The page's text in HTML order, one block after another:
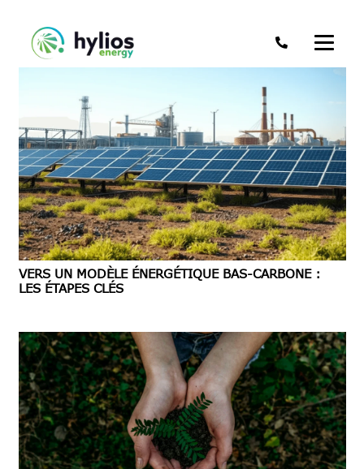
VERS UN MODÈLE ÉNERGÉTIQUE BAS-CARBONE :
LES ÉTAPES CLÉS